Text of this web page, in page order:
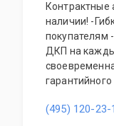
Контрактные
наличии! -
покупателям
ДКП на
-Отправка в
(495) 120-23-